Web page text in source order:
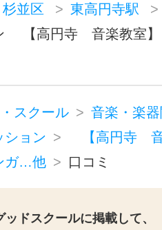
杉並区
東高円寺駅
【高円寺 音楽教室】
スクール
音楽・楽
ション
【高円寺 音
ガ…他
口コミ
ッドスクールに掲載して、